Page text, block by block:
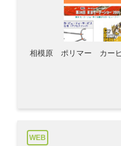
相模原 ポリマー カービ
WEB